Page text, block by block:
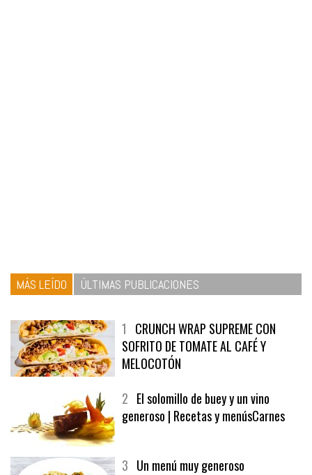
MÁS LEÍDO ÚLTIMAS PUBLICACIONES
1 CRUNCH WRAP SUPREME CON
SOFRITO DE TOMATE AL CAFÉ Y
MELOCOTÓN
2 El solomillo de buey y un vino
generoso | Recetas y menúsCarnes
3 Un menú muy generoso